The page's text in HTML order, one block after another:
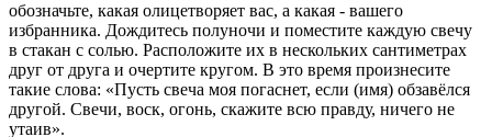
обозначьте, какая олицетворяет вас, а какая - вашего
избранника. Дождитесь полуночи и поместите каждую свечу
в стакан с солью. Расположите их в нескольких сантиметрах
друг от друга и очертите кругом. В это время произнесите
такие слова: «Пусть свеча моя погаснет, если (имя) обзавёлся
другой. Свечи, воск, огонь, скажите всю правду, ничего не
утаив».